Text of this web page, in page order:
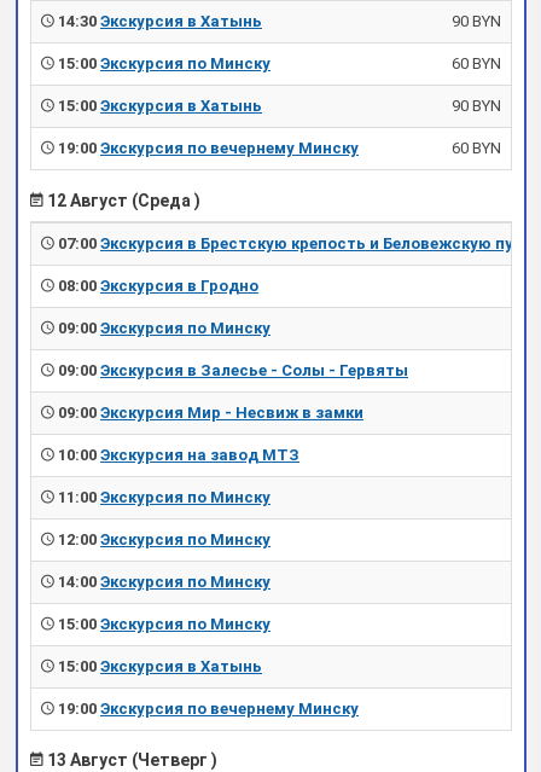
14:30 Экскурсия в Хатынь 90 BYN
15:00 Экскурсия по Минску 60 BYN
15:00 Экскурсия в Хатынь 90 BYN
19:00 Экскурсия по вечернему Минску 60 BYN
12 Август (Среда )
07:00 Экскурсия в Брестскую крепость и Беловежскую пущу
08:00 Экскурсия в Гродно
09:00 Экскурсия по Минску
09:00 Экскурсия в Залесье - Солы - Гервяты
09:00 Экскурсия Мир - Несвиж в замки
10:00 Экскурсия на завод МТЗ
11:00 Экскурсия по Минску
12:00 Экскурсия по Минску
14:00 Экскурсия по Минску
15:00 Экскурсия по Минску
15:00 Экскурсия в Хатынь
19:00 Экскурсия по вечернему Минску
13 Август (Четверг )